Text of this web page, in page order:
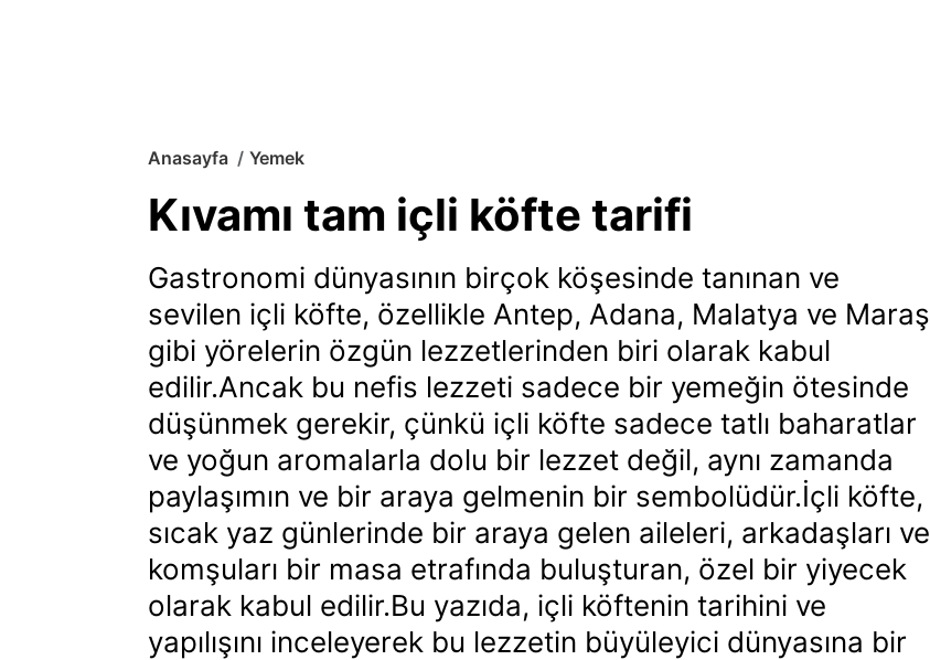
Anasayfa Yemek
Kıvamı tam içli köfte tarifi
Gastronomi dünyasının birçok köşesinde tanınan ve
sevilen içli köfte, özellikle Antep, Adana, Malatya ve Maraş
gibi yörelerin özgün lezzetlerinden biri olarak kabul
edilir.Ancak bu nefis lezzeti sadece bir yemeğin ötesinde
düşünmek gerekir, çünkü içli köfte sadece tatlı baharatlar
ve yoğun aromalarla dolu bir lezzet değil, aynı zamanda
paylaşımın ve bir araya gelmenin bir sembolüdür.İçli köfte,
sıcak yaz günlerinde bir araya gelen aileleri, arkadaşları ve
komşuları bir masa etrafında buluşturan, özel bir yiyecek
olarak kabul edilir.Bu yazıda, içli köftenin tarihini ve
yapılışını inceleyerek bu lezzetin büyüleyici dünyasına bir